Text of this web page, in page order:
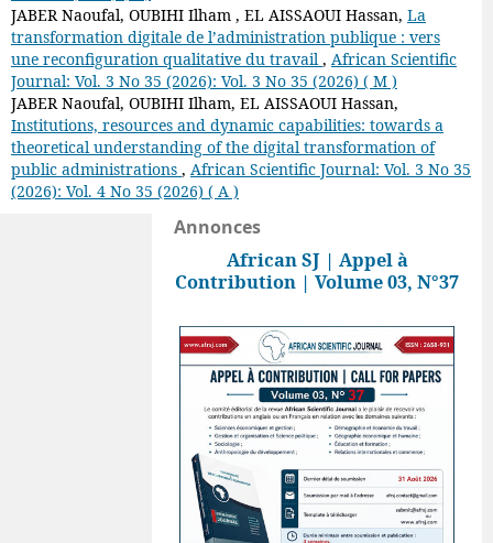
JABER Naoufal, OUBIHI Ilham , EL AISSAOUI Hassan, La
transformation digitale de l’administration publique : vers
une reconfiguration qualitative du travail, African Scientific
Journal: Vol. 3 No 35 (2026): Vol. 3 No 35 (2026) ( M )
JABER Naoufal, OUBIHI Ilham, EL AISSAOUI Hassan,
Institutions, resources and dynamic capabilities: towards a
theoretical understanding of the digital transformation of
public administrations , African Scientific Journal: Vol. 3 No 35
(2026): Vol. 4 No 35 (2026) ( A )
Annonces
African SJ | Appel à
Contribution | Volume 03, N°37